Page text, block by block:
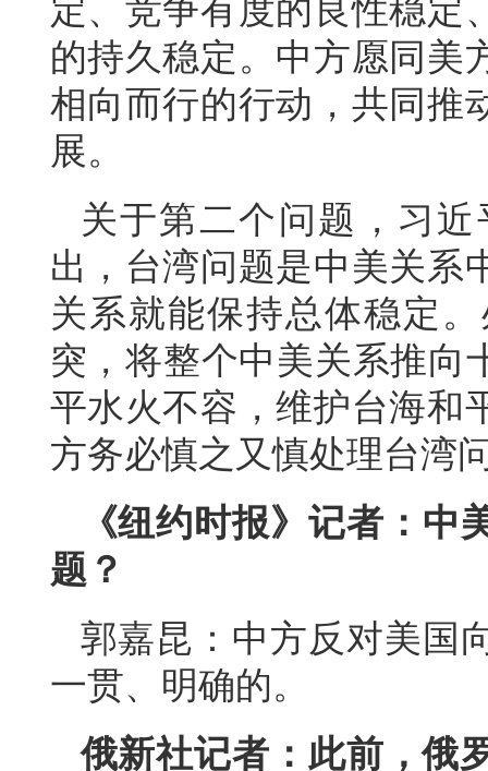
定、竞争有度的良性稳定
的持久稳定。中方愿同美
相向而行的行动，共同推
展。
关于第二个问题，习
出，台湾问题是中美关系
关系就能保持总体稳定
突，将整个中美关系推向
平水火不容，维护台海和
方务必慎之又慎处理台湾
《纽约时报》记者：
题？
郭嘉昆：中方反对美国
一贯、明确的。
俄新社记者：此前，俄